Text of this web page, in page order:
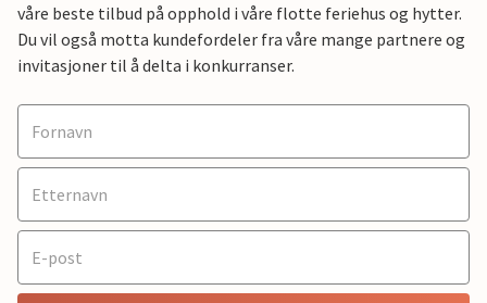
våre beste tilbud på opphold i våre flotte feriehus og hytter.
Du vil også motta kundefordeler fra våre mange partnere og
invitasjoner til å delta i konkurranser.